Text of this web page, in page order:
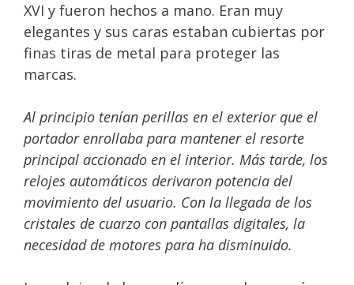
XVI y fueron hechos a mano. Eran muy
elegantes y sus caras estaban cubiertas por
finas tiras de metal para proteger las
marcas.
Al principio tenían perillas en el exterior que el
portador enrollaba para mantener el resorte
principal accionado en el interior. Más tarde, los
relojes automáticos derivaron potencia del
movimiento del usuario. Con la llegada de los
cristales de cuarzo con pantallas digitales, la
necesidad de motores para ha disminuido.